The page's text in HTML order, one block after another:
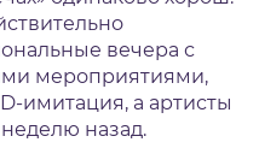
вечера с
мероприятиями,
имитация, а артисты
назад.